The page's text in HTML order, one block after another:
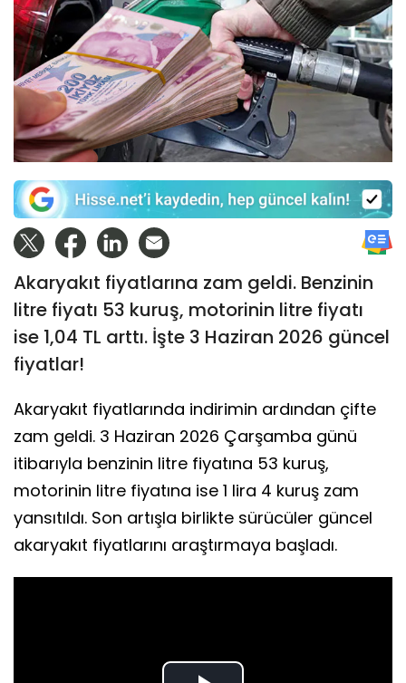
Akaryakıt fiyatlarına zam geldi. Benzinin
litre fiyatı 53 kuruş, motorinin litre fiyatı
ise 1,04 TL arttı. İşte 3 Haziran 2026 güncel
fiyatlar!
Akaryakıt fiyatlarında indirimin ardından çifte
zam geldi. 3 Haziran 2026 Çarşamba günü
itibarıyla benzinin litre fiyatına 53 kuruş,
motorinin litre fiyatına ise 1 lira 4 kuruş zam
yansıtıldı. Son artışla birlikte sürücüler güncel
akaryakıt fiyatlarını araştırmaya başladı.